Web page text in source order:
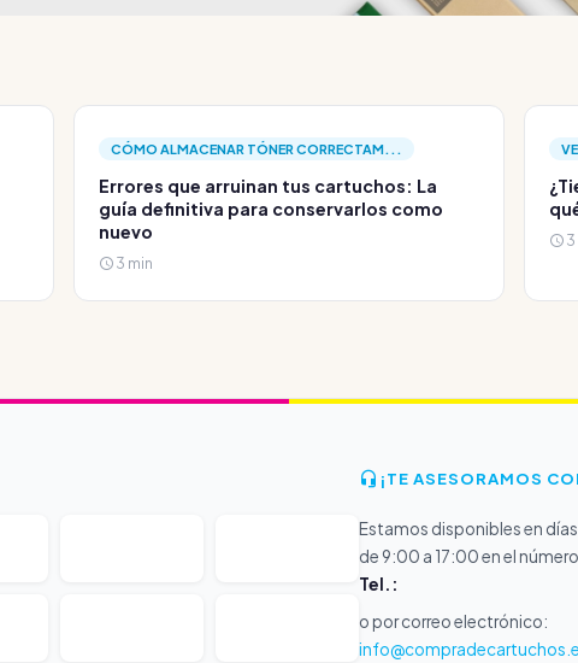
CÓMO ALMACENAR TÓNER CORRECTAM...
Errores que arruinan tus cartuchos: La
guía definitiva para conservarlos como
nuevo
3 min
3
¡TE ASESORAMOS
Estamos disponibles en
de 9:00 a 17:00 en el
Tel.:
o por correo electrónico: